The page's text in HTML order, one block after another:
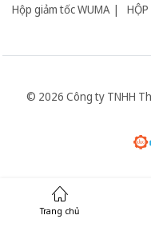
Hộp giảm tốc WUMA
© 2026 Công ty TNHH
Giữ
Trang chủ